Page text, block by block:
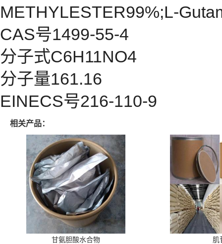
METHYLESTER99%;L-
CAS号1499-55-4
分子式C6H11NO4
分子量161.16
EINECS号216-110-9
相关产品：
甘氨胆酸水合物 肌